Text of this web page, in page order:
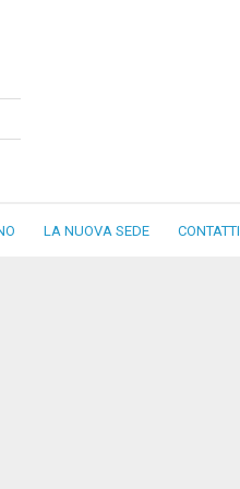
LA NUOVA SEDE CONTATTI